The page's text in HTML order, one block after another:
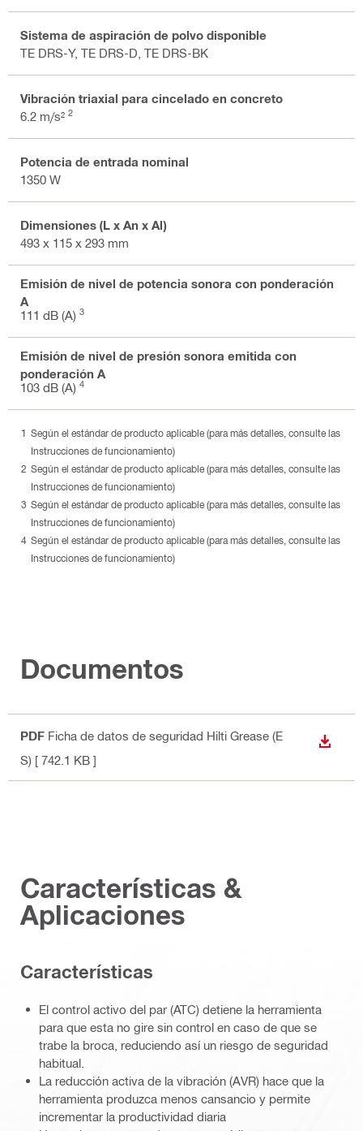
Sistema de aspiración de polvo disponible
TE DRS-Y, TE DRS-D, TE DRS-BK
Vibración triaxial para cincelado en concreto
6.2 m/s² 2
Potencia de entrada nominal
1350 W
Dimensiones (L x An x Al)
493 x 115 x 293 mm
Emisión de nivel de potencia sonora con ponderación
A
111 dB (A) 3
Emisión de nivel de presión sonora emitida con
ponderación A
103 dB (A) 4
Según el estándar de producto aplicable (para más detalles, consulte las
Instrucciones de funcionamiento)
Según el estándar de producto aplicable (para más detalles, consulte las
Instrucciones de funcionamiento)
Según el estándar de producto aplicable (para más detalles, consulte las
Instrucciones de funcionamiento)
Según el estándar de producto aplicable (para más detalles, consulte las
Instrucciones de funcionamiento)
Documentos
PDF Ficha de datos de seguridad Hilti Grease (E
S) [ 742.1 KB ]
Características &
Aplicaciones
Características
El control activo del par (ATC) detiene la herramienta
para que esta no gire sin control en caso de que se
trabe la broca, reduciendo así un riesgo de seguridad
habitual.
La reducción activa de la vibración (AVR) hace que la
herramienta produzca menos cansancio y permite
incrementar la productividad diaria